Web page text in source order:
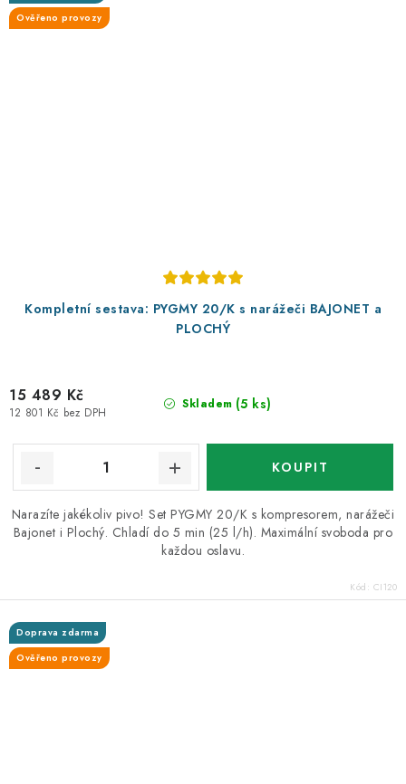
Kompletní sestava: PYGMY 20/K s narážeči BAJONET a
PLOCHÝ
Ověřeno provozy
Skladem (5 ks)
12 801 Kč bez DPH
15 489 Kč
Narazíte jakékoliv pivo! Set PYGMY 20/K s kompresorem, narážeči
Bajonet i Plochý. Chladí do 5 min (25 l/h). Maximální svoboda pro
každou oslavu.
Kód: CI120
Doprava zdarma
Ověřeno provozy